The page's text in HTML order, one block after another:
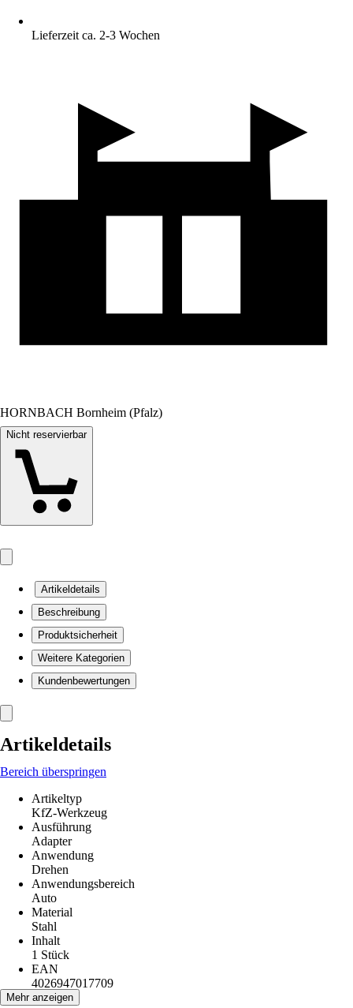
Lieferzeit ca. 2-3 Wochen
HORNBACH Bornheim (Pfalz)
Nicht reservierbar
Artikeldetails
Beschreibung
Produktsicherheit
Weitere Kategorien
Kundenbewertungen
Artikeldetails
Bereich überspringen
Artikeltyp
KfZ-Werkzeug
Ausführung
Adapter
Anwendung
Drehen
Anwendungsbereich
Auto
Material
Stahl
Inhalt
1 Stück
EAN
4026947017709
Mehr anzeigen